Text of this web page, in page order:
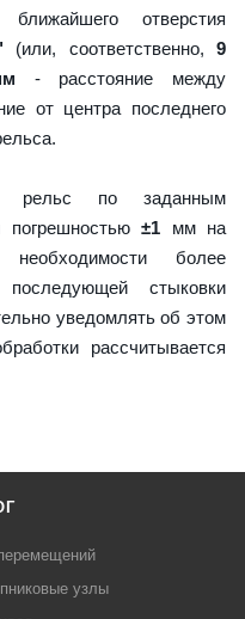
отверстия
(или, соответственно,9
- расстояние между
от центра последнего
рельс по заданным
погрешностью ±1 мм на
более
стыковки
уведомлять об этом
рассчитывается
узлы